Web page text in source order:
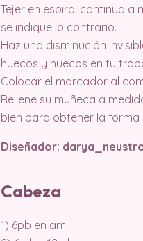
Tejer en espiral continua a
se indique lo contrario.
Haz una disminución
huecos y huecos en tu
Colocar el marcador al
Rellene su muñeca a
bien para obtener la forma
Diseñador:
Cabeza
1) 6pb en am